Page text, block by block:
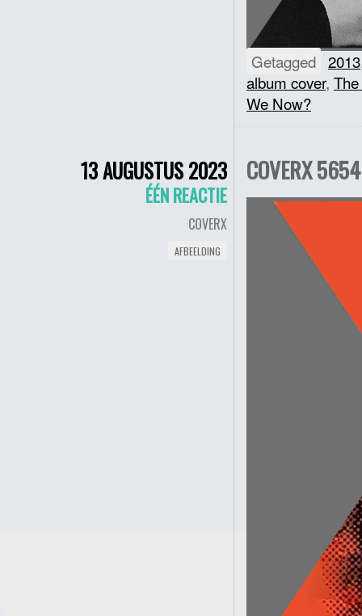
Getagged 2013
album cover,
We Now?
13 AUGUSTUS 2023
ÉÉN REACTIE
COVERX
AFBEELDING
COVERX